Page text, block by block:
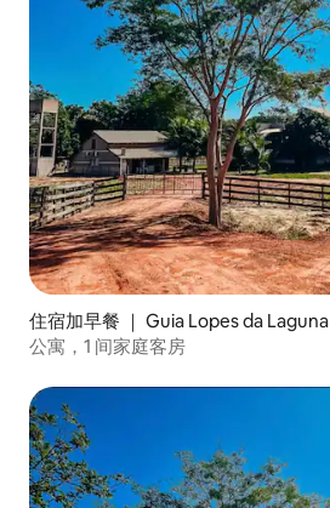
住宿加早餐 ｜ Guia Lopes da Laguna
公寓，1 间家庭客房